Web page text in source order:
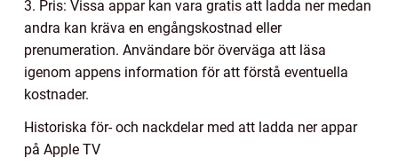
3. Pris: Vissa appar kan vara gratis att ladda ner medan
andra kan kräva en engångskostnad eller
prenumeration. Användare bör överväga att läsa
igenom appens information för att förstå eventuella
kostnader.
Historiska för- och nackdelar med att ladda ner appar
på Apple TV